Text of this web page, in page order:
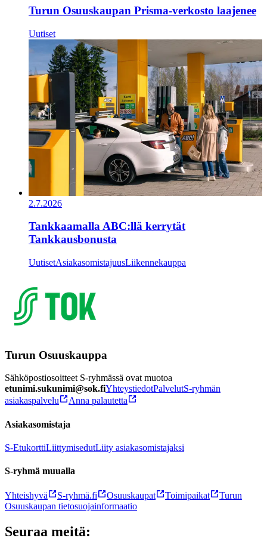
Turun Osuuskaupan Prisma-verkosto laajenee
Uutiset
2.7.2026
Tankkaamalla ABC:llä kerrytät
Tankkausbonusta
UutisetAsiakasomistajuusLiikennekauppa
Turun Osuuskauppa
Sähköpostiosoitteet S-ryhmässä ovat muotoa
etunimi.sukunimi@sok.fiYhteystiedotPalvelutS-ryhmän
asiakaspalvelu
Anna palautetta
Asiakasomistaja
S-EtukorttiLiittymisedutLiity asiakasomistajaksi
S-ryhmä muualla
Yhteishyvä S-ryhmä.fi Osuuskaupat Toimipaikat
Turun
Osuuskaupan tietosuojainformaatio
Seuraa meitä: